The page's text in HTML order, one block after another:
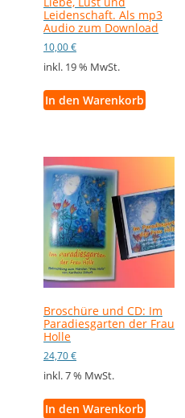
Leidenschaft. Als mp3
Audio zum Download
10,00€
inkl. 19 % MwSt.
In den Warenkorb
Broschüre und CD: Im
Paradiesgarten der Frau
Holle
24,70€
inkl. 7 % MwSt.
In den Warenkorb